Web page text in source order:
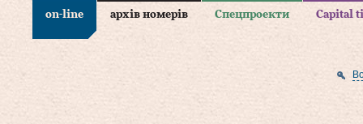
on-line архів номерів Спецпроекти Capital